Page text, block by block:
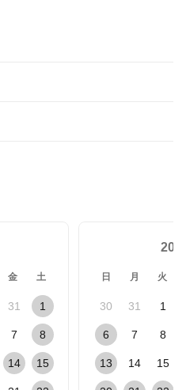
金 土
31 1
7 8
14 15
日 月 火
30 31 1
6 7 8
13 14 15